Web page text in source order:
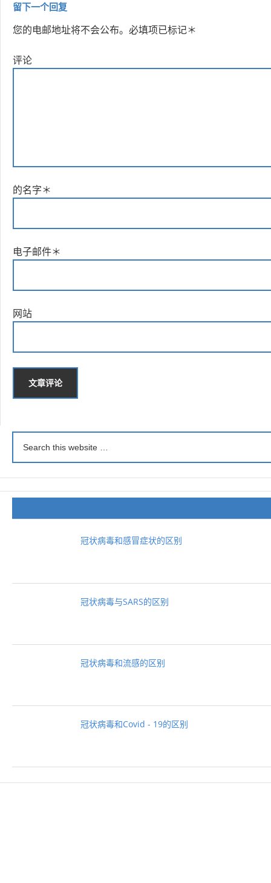
留下一个回复
您的电邮地址将不会公布。 必填项已标记＊
评论
的名字＊
电子邮件＊
网站
冠状病毒和感冒症状的区别
冠状病毒与SARS的区别
冠状病毒和流感的区别
冠状病毒和Covid - 19的区别